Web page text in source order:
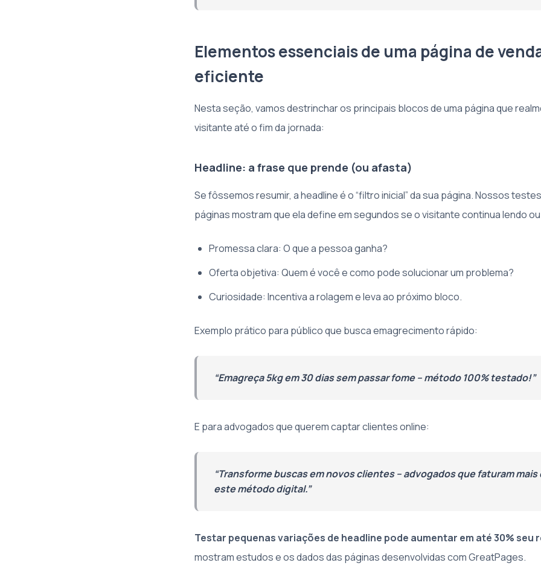
Elementos essenciais de uma página de
eficiente
Nesta seção, vamos destrinchar os principais blocos de uma página que
visitante até o fim da jornada:
Headline: a frase que prende (ou afasta)
Se fôssemos resumir, a headline é o “filtro inicial” da sua página. Nossos
páginas mostram que ela define em segundos se o visitante continua lendo
Promessa clara: O que a pessoa ganha?
Oferta objetiva: Quem é você e como pode solucionar um problema?
Curiosidade: Incentiva a rolagem e leva ao próximo bloco.
Exemplo prático para público que busca emagrecimento rápido:
“Emagreça 5kg em 30 dias sem passar fome – método 100% testado!”
E para advogados que querem captar clientes online:
“Transforme buscas em novos clientes – advogados que faturam mais
este método digital.”
Testar pequenas variações de headline pode aumentar em até 30% seu
mostram estudos e os dados das páginas desenvolvidas com GreatPages.